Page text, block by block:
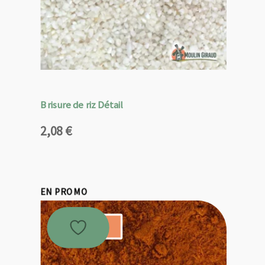
Brisure de riz Détail
2,08€
EN PROMO
Promo !